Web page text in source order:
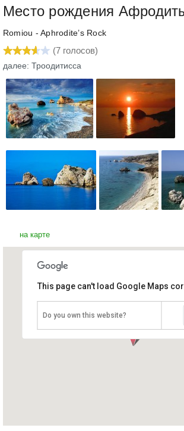
Место рождения
Romiou - Aphrodite’s Rock
(7 голосов)
далее: Троодитисса
на карте
Место рождения
This page can't load Google Maps
Do you own this website?